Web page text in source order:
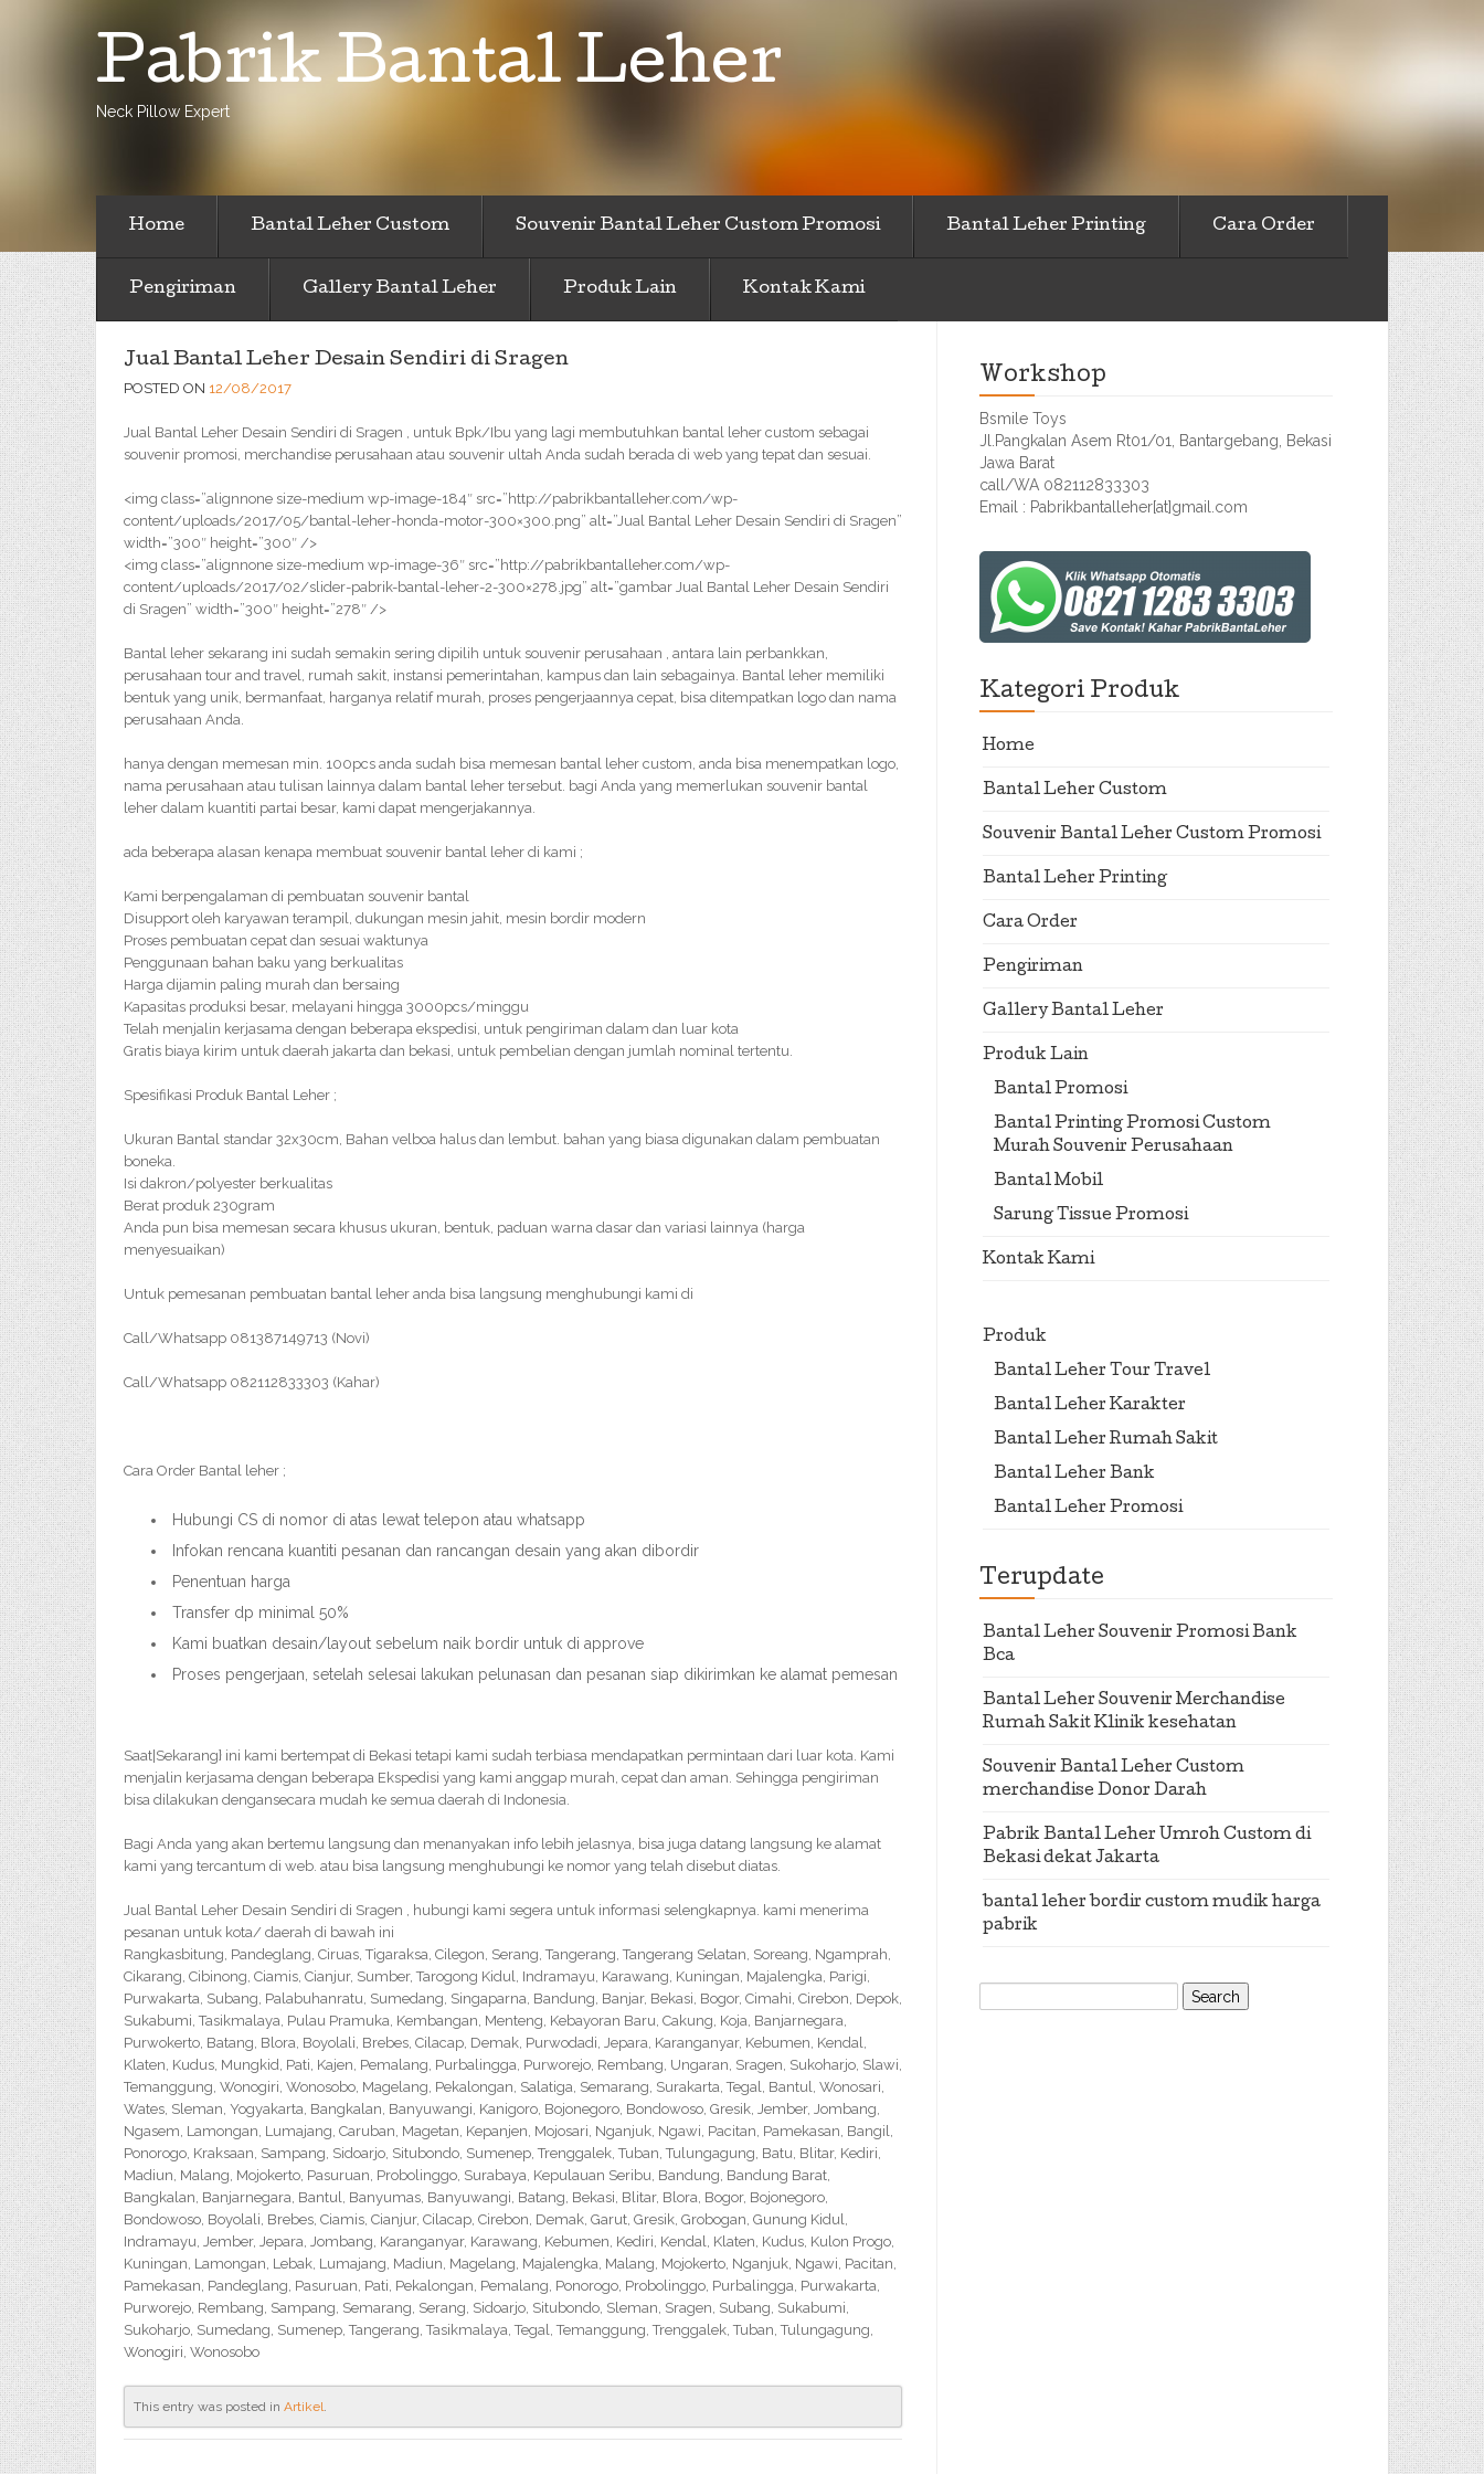
Pabrik Bantal Leher
Neck Pillow Expert
Home Bantal Leher Custom Souvenir Bantal Leher Custom Promosi Bantal Leher Printing Cara Order
Pengiriman Gallery Bantal Leher Produk Lain Kontak Kami
Jual Bantal Leher Desain Sendiri di Sragen
POSTED ON 12/08/2017
Jual Bantal Leher Desain Sendiri di Sragen , untuk Bpk/Ibu yang lagi membutuhkan bantal leher custom sebagai
souvenir promosi, merchandise perusahaan atau souvenir ultah Anda sudah berada di web yang tepat dan sesuai.
<img class=”alignnone size-medium wp-image-184″ src=”http://pabrikbantalleher.com/wp-
content/uploads/2017/05/bantal-leher-honda-motor-300×300.png” alt=”Jual Bantal Leher Desain Sendiri di Sragen”
width=”300″ height=”300″ />
<img class=”alignnone size-medium wp-image-36″ src=”http://pabrikbantalleher.com/wp-
content/uploads/2017/02/slider-pabrik-bantal-leher-2-300×278.jpg” alt=”gambar Jual Bantal Leher Desain Sendiri
di Sragen” width=”300″ height=”278″ />
Bantal leher sekarang ini sudah semakin sering dipilih untuk souvenir perusahaan , antara lain perbankkan,
perusahaan tour and travel, rumah sakit, instansi pemerintahan, kampus dan lain sebagainya. Bantal leher memiliki
bentuk yang unik, bermanfaat, harganya relatif murah, proses pengerjaannya cepat, bisa ditempatkan logo dan nama
perusahaan Anda.
hanya dengan memesan min. 100pcs anda sudah bisa memesan bantal leher custom, anda bisa menempatkan logo,
nama perusahaan atau tulisan lainnya dalam bantal leher tersebut. bagi Anda yang memerlukan souvenir bantal
leher dalam kuantiti partai besar, kami dapat mengerjakannya.
ada beberapa alasan kenapa membuat souvenir bantal leher di kami ;
Kami berpengalaman di pembuatan souvenir bantal
Disupport oleh karyawan terampil, dukungan mesin jahit, mesin bordir modern
Proses pembuatan cepat dan sesuai waktunya
Penggunaan bahan baku yang berkualitas
Harga dijamin paling murah dan bersaing
Kapasitas produksi besar, melayani hingga 3000pcs/minggu
Telah menjalin kerjasama dengan beberapa ekspedisi, untuk pengiriman dalam dan luar kota
Gratis biaya kirim untuk daerah jakarta dan bekasi, untuk pembelian dengan jumlah nominal tertentu.
Spesifikasi Produk Bantal Leher ;
Ukuran Bantal standar 32x30cm, Bahan velboa halus dan lembut. bahan yang biasa digunakan dalam pembuatan
boneka.
Isi dakron/polyester berkualitas
Berat produk 230gram
Anda pun bisa memesan secara khusus ukuran, bentuk, paduan warna dasar dan variasi lainnya (harga
menyesuaikan)
Untuk pemesanan pembuatan bantal leher anda bisa langsung menghubungi kami di
Call/Whatsapp 081387149713 (Novi)
Call/Whatsapp 082112833303 (Kahar)
Cara Order Bantal leher ;
Hubungi CS di nomor di atas lewat telepon atau whatsapp
Infokan rencana kuantiti pesanan dan rancangan desain yang akan dibordir
Penentuan harga
Transfer dp minimal 50%
Kami buatkan desain/layout sebelum naik bordir untuk di approve
Proses pengerjaan, setelah selesai lakukan pelunasan dan pesanan siap dikirimkan ke alamat pemesan
Saat|Sekarang} ini kami bertempat di Bekasi tetapi kami sudah terbiasa mendapatkan permintaan dari luar kota. Kami
menjalin kerjasama dengan beberapa Ekspedisi yang kami anggap murah, cepat dan aman. Sehingga pengiriman
bisa dilakukan dengansecara mudah ke semua daerah di Indonesia.
Bagi Anda yang akan bertemu langsung dan menanyakan info lebih jelasnya, bisa juga datang langsung ke alamat
kami yang tercantum di web. atau bisa langsung menghubungi ke nomor yang telah disebut diatas.
Jual Bantal Leher Desain Sendiri di Sragen , hubungi kami segera untuk informasi selengkapnya. kami menerima
pesanan untuk kota/ daerah di bawah ini
Rangkasbitung, Pandeglang, Ciruas, Tigaraksa, Cilegon, Serang, Tangerang, Tangerang Selatan, Soreang, Ngamprah,
Cikarang, Cibinong, Ciamis, Cianjur, Sumber, Tarogong Kidul, Indramayu, Karawang, Kuningan, Majalengka, Parigi,
Purwakarta, Subang, Palabuhanratu, Sumedang, Singaparna, Bandung, Banjar, Bekasi, Bogor, Cimahi, Cirebon, Depok,
Sukabumi, Tasikmalaya, Pulau Pramuka, Kembangan, Menteng, Kebayoran Baru, Cakung, Koja, Banjarnegara,
Purwokerto, Batang, Blora, Boyolali, Brebes, Cilacap, Demak, Purwodadi, Jepara, Karanganyar, Kebumen, Kendal,
Klaten, Kudus, Mungkid, Pati, Kajen, Pemalang, Purbalingga, Purworejo, Rembang, Ungaran, Sragen, Sukoharjo, Slawi,
Temanggung, Wonogiri, Wonosobo, Magelang, Pekalongan, Salatiga, Semarang, Surakarta, Tegal, Bantul, Wonosari,
Wates, Sleman, Yogyakarta, Bangkalan, Banyuwangi, Kanigoro, Bojonegoro, Bondowoso, Gresik, Jember, Jombang,
Ngasem, Lamongan, Lumajang, Caruban, Magetan, Kepanjen, Mojosari, Nganjuk, Ngawi, Pacitan, Pamekasan, Bangil,
Ponorogo, Kraksaan, Sampang, Sidoarjo, Situbondo, Sumenep, Trenggalek, Tuban, Tulungagung, Batu, Blitar, Kediri,
Madiun, Malang, Mojokerto, Pasuruan, Probolinggo, Surabaya, Kepulauan Seribu, Bandung, Bandung Barat,
Bangkalan, Banjarnegara, Bantul, Banyumas, Banyuwangi, Batang, Bekasi, Blitar, Blora, Bogor, Bojonegoro,
Bondowoso, Boyolali, Brebes, Ciamis, Cianjur, Cilacap, Cirebon, Demak, Garut, Gresik, Grobogan, Gunung Kidul,
Indramayu, Jember, Jepara, Jombang, Karanganyar, Karawang, Kebumen, Kediri, Kendal, Klaten, Kudus, Kulon Progo,
Kuningan, Lamongan, Lebak, Lumajang, Madiun, Magelang, Majalengka, Malang, Mojokerto, Nganjuk, Ngawi, Pacitan,
Pamekasan, Pandeglang, Pasuruan, Pati, Pekalongan, Pemalang, Ponorogo, Probolinggo, Purbalingga, Purwakarta,
Purworejo, Rembang, Sampang, Semarang, Serang, Sidoarjo, Situbondo, Sleman, Sragen, Subang, Sukabumi,
Sukoharjo, Sumedang, Sumenep, Tangerang, Tasikmalaya, Tegal, Temanggung, Trenggalek, Tuban, Tulungagung,
Wonogiri, Wonosobo
This entry was posted in Artikel.
Workshop
Bsmile Toys
Jl.Pangkalan Asem Rt01/01, Bantargebang, Bekasi
Jawa Barat
call/WA 082112833303
Email : Pabrikbantalleher[at]gmail.com
Kategori Produk
Home
Bantal Leher Custom
Souvenir Bantal Leher Custom Promosi
Bantal Leher Printing
Cara Order
Pengiriman
Gallery Bantal Leher
Produk Lain
Bantal Promosi
Bantal Printing Promosi Custom
Murah Souvenir Perusahaan
Bantal Mobil
Sarung Tissue Promosi
Kontak Kami
Produk
Bantal Leher Tour Travel
Bantal Leher Karakter
Bantal Leher Rumah Sakit
Bantal Leher Bank
Bantal Leher Promosi
Terupdate
Bantal Leher Souvenir Promosi Bank
Bca
Bantal Leher Souvenir Merchandise
Rumah Sakit Klinik kesehatan
Souvenir Bantal Leher Custom
merchandise Donor Darah
Pabrik Bantal Leher Umroh Custom di
Bekasi dekat Jakarta
bantal leher bordir custom mudik harga
pabrik
Search
for: